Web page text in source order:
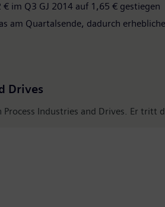
im Q3 GJ 2014 auf 1,65 € gestiegen
am Quartalsende, dadurch
Drives
Industries and Drives. Er tritt